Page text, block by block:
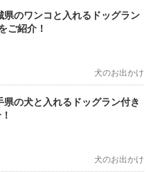
県のワンコと入れるドッグラン
ご紹介！
犬のお出かけ
県の犬と入れるドッグラン付き
犬のお出かけ